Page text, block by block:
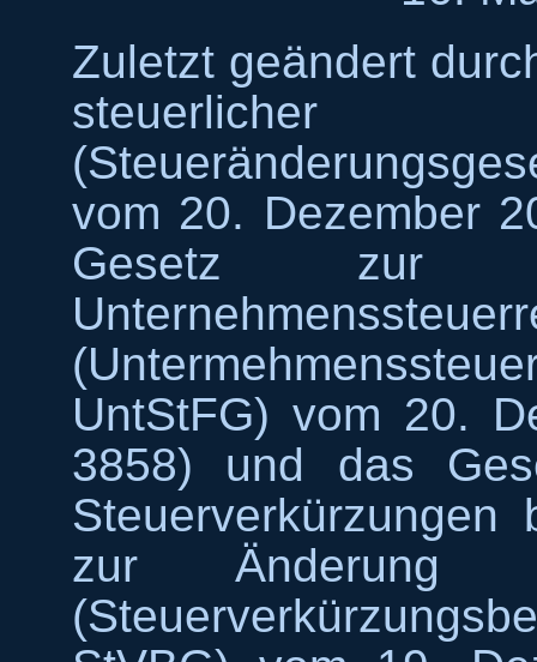
Zuletzt geändert
vom 20. Dezember
Gesetz zur
UntStFG) vom 20.
3858) und das
zur Änderung